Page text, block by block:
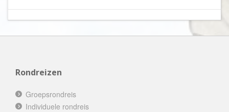
Rondreizen
Groepsrondreis
Individuele rondreis